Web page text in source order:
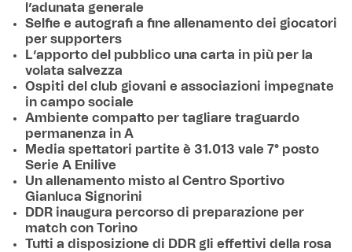
l’adunata generale
Selfie e autografi a fine allenamento dei giocatori
per supporters
L’apporto del pubblico una carta in più per la
volata salvezza
Ospiti del club giovani e associazioni impegnate
in campo sociale
Ambiente compatto per tagliare traguardo
permanenza in A
Media spettatori partite è 31.013 vale 7° posto
Serie A Enilive
Un allenamento misto al Centro Sportivo
Gianluca Signorini
DDR inaugura percorso di preparazione per
match con Torino
Tutti a disposizione di DDR gli effettivi della rosa